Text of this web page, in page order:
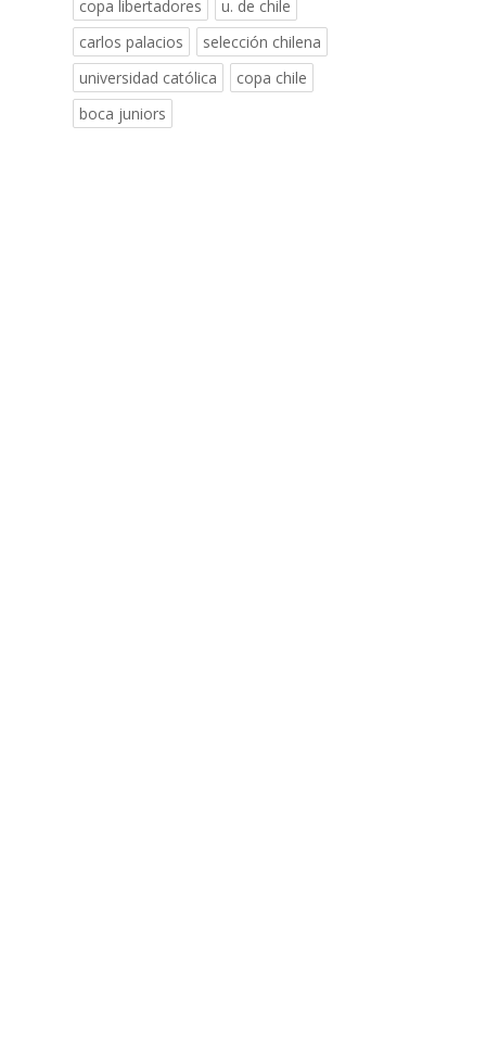
copa libertadores
u. de chile
carlos palacios
selección chilena
universidad católica
copa chile
boca juniors